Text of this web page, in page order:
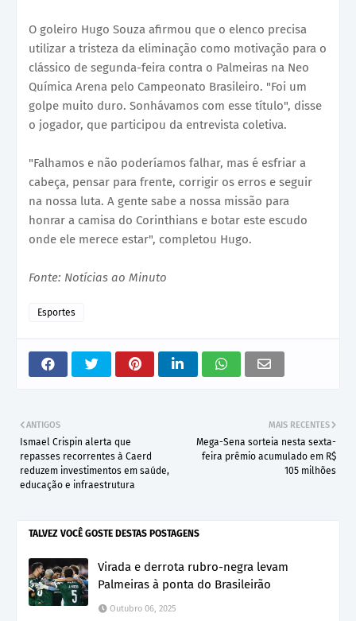
O goleiro Hugo Souza afirmou que o elenco precisa
utilizar a tristeza da eliminação como motivação para o
clássico de segunda-feira contra o Palmeiras na Neo
Química Arena pelo Campeonato Brasileiro. "Foi um
golpe muito duro. Sonhávamos com esse título", disse
o jogador, que participou da entrevista coletiva.
"Falhamos e não poderíamos falhar, mas é esfriar a
cabeça, pensar para frente, corrigir os erros e seguir
na nossa luta. A gente sabe a nossa missão para
honrar a camisa do Corinthians e botar este escudo
onde ele merece estar", completou Hugo.
Fonte: Notícias ao Minuto
Esportes
MAIS RECENTES
Mega-Sena sorteia nesta sexta-
feira prêmio acumulado em R$
105 milhões
ANTIGOS
Ismael Crispin alerta que
repasses recorrentes à Caerd
reduzem investimentos em saúde,
educação e infraestrutura
TALVEZ VOCÊ GOSTE DESTAS POSTAGENS
Virada e derrota rubro-negra levam
Palmeiras à ponta do Brasileirão
Outubro 06, 2025